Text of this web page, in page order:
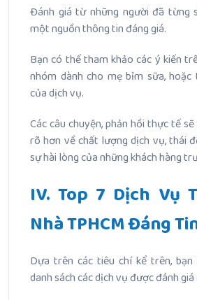
Đánh giá từ những người đã từng
một nguồn thông tin đáng giá.
Bạn có thể tham khảo các ý kiến
nhóm dành cho mẹ bỉm sữa,
của dịch vụ.
Các câu chuyện, phản hồi thực tế
rõ hơn về chất lượng dịch vụ, thái
sự hài lòng của những khách hàng
IV. Top 7 Dịch Vụ
Nhà TPHCM Đáng
Dựa trên các tiêu chí kể trên,
danh sách các dịch vụ được đánh